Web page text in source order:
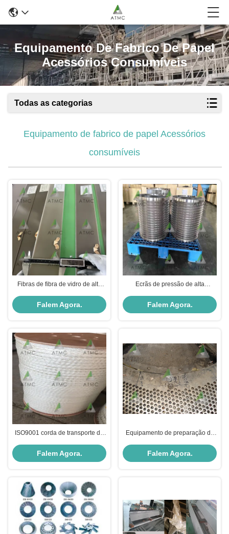
Equipamento De Fabrico De Papel
Acessórios Consumíveis
Todas as categorias
Equipamento de fabrico de papel Acessórios
consumíveis
Fibras de fibra de vidro de alta
Falem Agora.
Ecrãs de pressão de alta
papel
Falem Agora.
ISO9001 corda de transporte de
fabricação de papel
Falem Agora.
Equipamento de preparação de
Falem Agora.